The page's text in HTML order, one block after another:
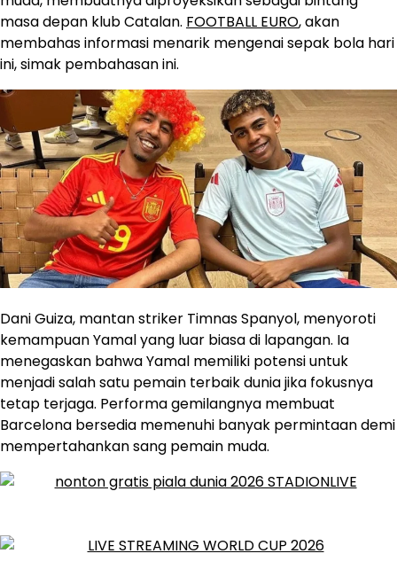
masa depan klub Catalan. FOOTBALL EURO, akan
membahas informasi menarik mengenai sepak bola hari
ini, simak pembahasan ini.
Dani Guiza, mantan striker Timnas Spanyol, menyoroti
kemampuan Yamal yang luar biasa di lapangan. Ia
menegaskan bahwa Yamal memiliki potensi untuk
menjadi salah satu pemain terbaik dunia jika fokusnya
tetap terjaga. Performa gemilangnya membuat
Barcelona bersedia memenuhi banyak permintaan demi
mempertahankan sang pemain muda.